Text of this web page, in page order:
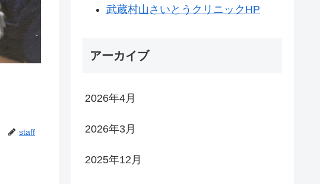
staff
武蔵村山さいとうクリニックHP
アーカイブ
2026年4月
2026年3月
2025年12月